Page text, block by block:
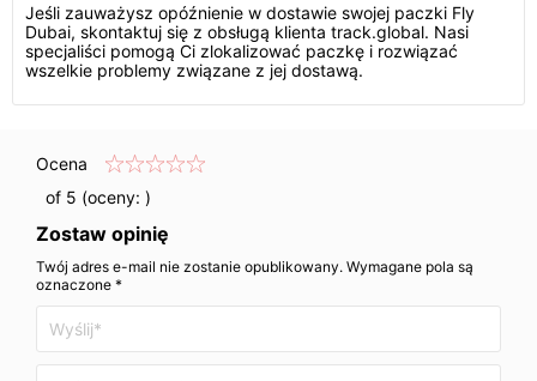
Jeśli zauważysz opóźnienie w dostawie swojej paczki Fly
Dubai, skontaktuj się z obsługą klienta track.global. Nasi
specjaliści pomogą Ci zlokalizować paczkę i rozwiązać
wszelkie problemy związane z jej dostawą.
Ocena
of 5 (oceny: )
Zostaw opinię
Twój adres e-mail nie zostanie opublikowany. Wymagane pola są
oznaczone *